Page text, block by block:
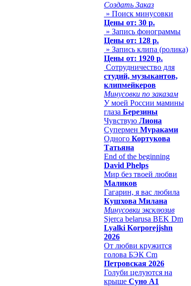
Создать Заказ
» Поиск минусовки
Цены от: 30 р.
» Запись фонограммы
Цены от: 128 р.
» Запись клипа (ролика)
Цены от: 1920 р.
Сотрудничество для
студий, музыкантов,
клипмейкеров
Минусовки по заказам
У моей России мамины
глаза Березины
Чувствую Лиона
Супермен Мураками
Одного Кортукова
Татьяна
End of the beginning
David Phelps
Мир без твоей любви
Маликов
Гагарин, я вас любила
Кушхова Милана
Минусовки эксклюзив
Sjerca belarusa BEK Dm
Lyalki Korporejjshn
2026
От любви кружится
голова БЭК Cm
Петровская 2026
Голуби целуются на
крыше Суно А1